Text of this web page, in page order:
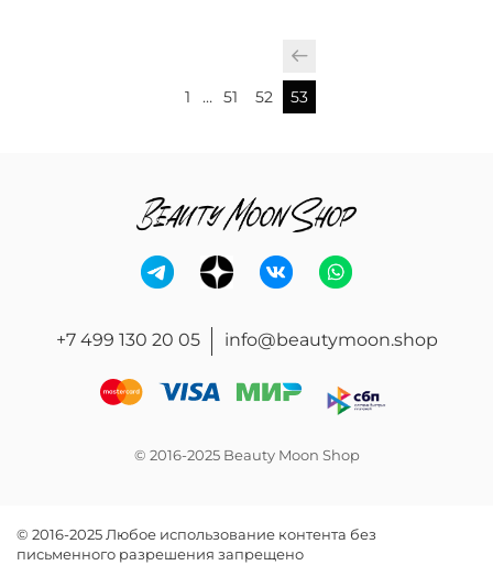
1 … 51 52 53
+7 499 130 20 05 info@beautymoon.shop
© 2016-2025 Beauty Moon Shop
© 2016-2025 Любое использование контента без
письменного разрешения запрещено